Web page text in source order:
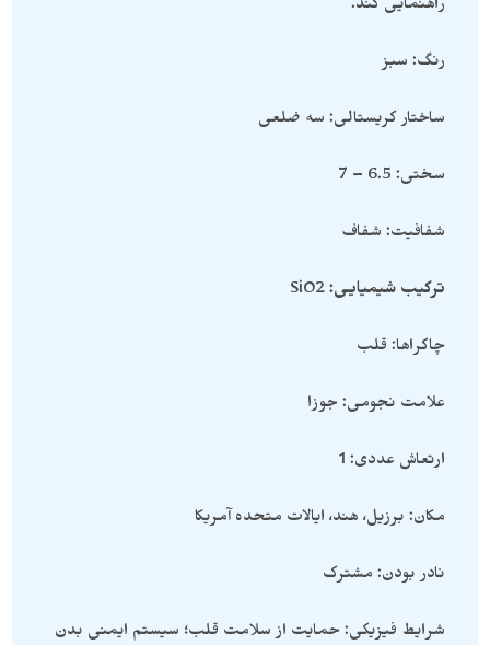
راهنمایی کند.
رنگ: سبز
ساختار کریستالی: سه ضلعی
سختی: 6.5 – 7
شفافیت: شفاف
ترکیب شیمیایی: SiO2
چاکراها: قلب
علامت نجومی: جوزا
ارتعاش عددی: 1
مکان: برزیل، هند، ایالات متحده آمریکا
نادر بودن: مشترک
شرایط فیزیکی: حمایت از سلامت قلب؛ سیستم ایمنی بدن